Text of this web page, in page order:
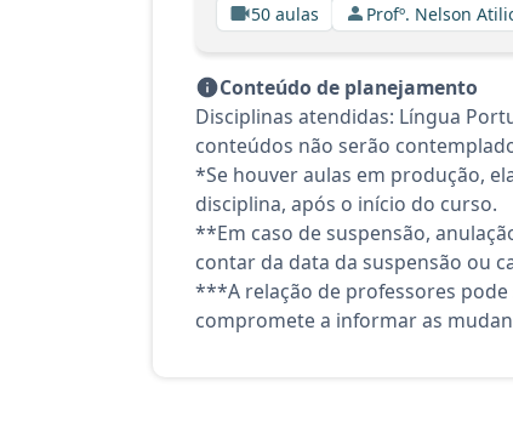
50 aulas Profº. Nelson
Conteúdo de planejamento
Disciplinas atendidas: Língua
conteúdos não serão
*Se houver aulas em produção,
disciplina, após o início do curso.
**Em caso de suspensão,
contar da data da suspensão ou
***A relação de professores pode
compromete a informar as